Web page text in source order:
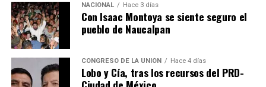
NACIONAL Hace 3 días
Con Isaac Montoya se siente seguro el
pueblo de Naucalpan
CONGRESO DE LA UNIÓN Hace 4 días
Lobo y Cía, tras los recursos del PRD-